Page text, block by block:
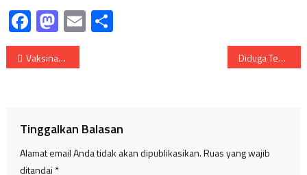
Facebook
Mastodon
Email
Navigasi
Vaksinasi Covid-19 Tahap II diperuntukkan Bagi Pelayan Publik. Diduga Tengku Rian, Warga Banyuasin Kini ditemukan Tinggal Tulang belulang
Tinggalkan Balasan
Alamat email Anda tidak akan dipublikasikan.Ruas yang wajib
ditandai *